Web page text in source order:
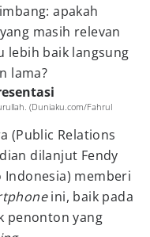
apakah
masih relevan
lebih baik langsung
lama?
(Duniaku.com/Fahrul
(Public Relations
dilanjut Fendy
Indonesia) memberi
ini, baik pada
penonton yang